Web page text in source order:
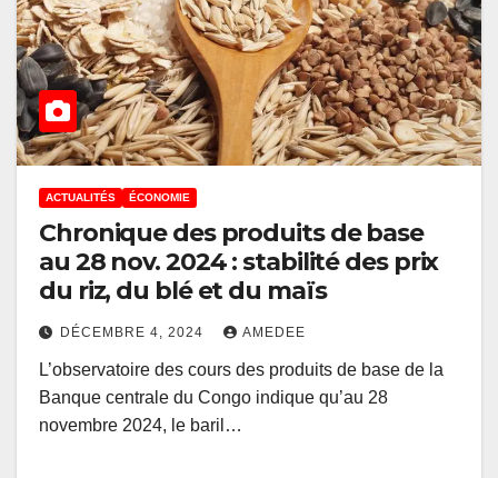
ACTUALITÉS ÉCONOMIE
Chronique des produits de base
au 28 nov. 2024 : stabilité des prix
du riz, du blé et du maïs
DÉCEMBRE 4, 2024 AMEDEE
L’observatoire des cours des produits de base de la
Banque centrale du Congo indique qu’au 28
novembre 2024, le baril…